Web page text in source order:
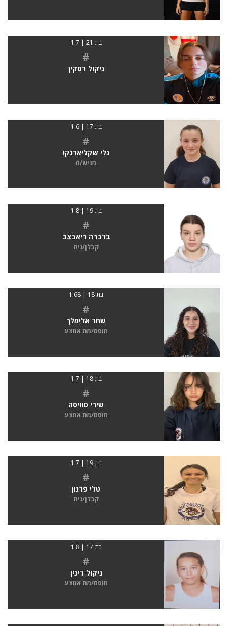
בת 21 | 1.7
#
ניקול רסקין
בת 17 | 1.6
#
נלי שקליארנקו
מגיש/ה
בת 19 | 1.8
#
ברברה ריאבצב
קבלן/נית
בת 18 | 1.68
#
שחר אלימלך
חוסם/מת אמצע
בת 18 | 1.7
#
שירי סוויסה
חוסם/מת אמצע
בת 19 | 1.7
#
טלי פרגון
קבלן/נית
בת 17 | 1.8
#
ניקול דינין
חוסם/מת אמצע